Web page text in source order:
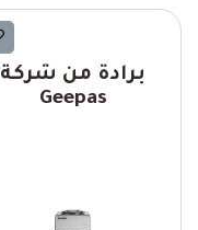
برادة من شركة
Geepas